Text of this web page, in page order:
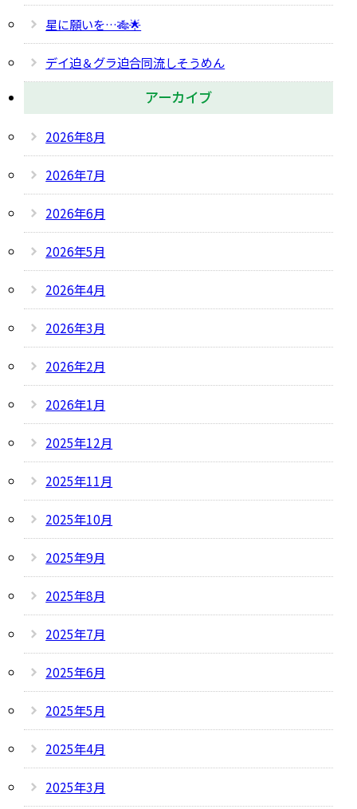
星に願いを…🎋🌟
デイ迫＆グラ迫合同流しそうめん
アーカイブ
2026年8月
2026年7月
2026年6月
2026年5月
2026年4月
2026年3月
2026年2月
2026年1月
2025年12月
2025年11月
2025年10月
2025年9月
2025年8月
2025年7月
2025年6月
2025年5月
2025年4月
2025年3月